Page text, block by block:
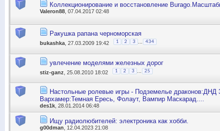
Коллекционирование и восстановление
Valeron88 , 07.04.2017 02:48
Ракушка рапана черноморская
bukashka , 27.03.2009 19:42 1 2 3 434
увлечение моделями железных дорог
stiz-ganz , 25.08.2010 18:02 1 2 3 25
Настольные ролевые игры - Подземелье драконов:ДНД
Вархамер:Темная Ересь, Фолаут, Вампир Маскарад....
des1k , 28.01.2014 06:48
Ищу радиолюбителей: электроника как хобби.
g00dman , 12.04.2023 21:08